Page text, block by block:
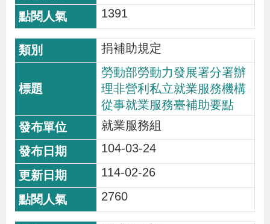
1391
捐補助規定
勞動部勞動力發展署分署辦
理非營利私立就業服務機構
從事就業服務臺補助要點
就業服務組
104-03-24
114-02-26
2760